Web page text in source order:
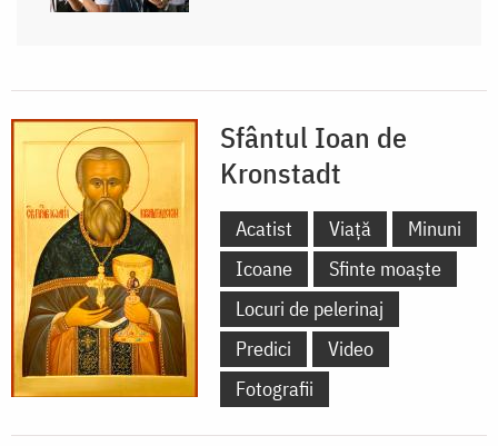
Sfântul Ioan de
Kronstadt
Acatist Viață
Minuni
Icoane
Sfinte moaște
Locuri de pelerinaj
Predici
Video
Fotografii